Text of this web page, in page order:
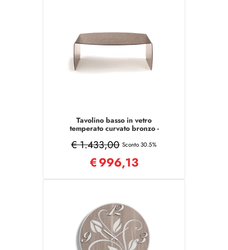
Tavolino basso in vetro
temperato curvato bronzo -
€ 1.433,00 Sconto 30.5%
€996,13